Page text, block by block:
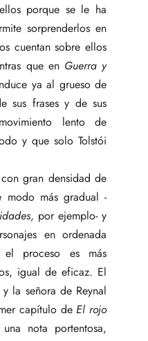
porque se le ha
sorprenderlos en
cuentan sobre ellos
que en Guerra y
ya al grueso de
sus frases y de sus
lento de
y que solo Tolstói
gran densidad de
modo más gradual -
, por ejemplo- y
en ordenada
el proceso es más
igual de eficaz. El
la señora de Reynal
capítulo de El rojo
nota portentosa,